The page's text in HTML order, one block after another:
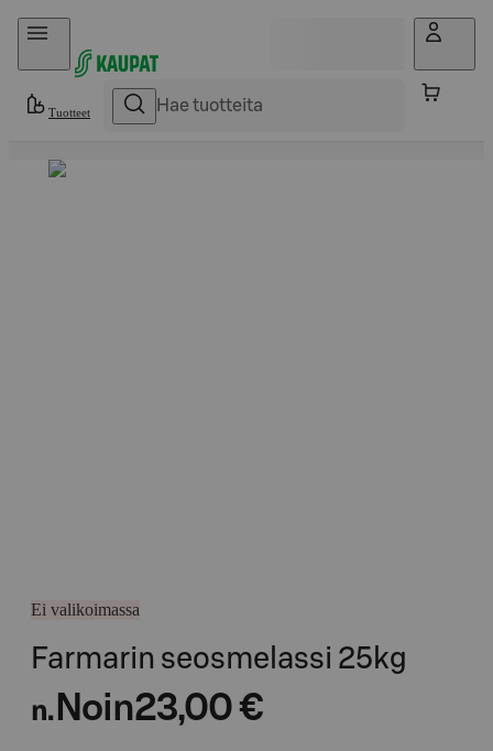
Hyppää sisältöön
Tuotteet
Ei valikoimassa
Farmarin seosmelassi 25kg
n. Noin23,00 €